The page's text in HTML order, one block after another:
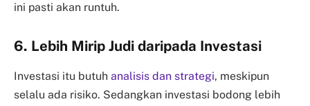
ini pasti akan runtuh.
6. Lebih Mirip Judi daripada Investasi
Investasi itu butuh analisis dan strategi, meskipun
selalu ada risiko. Sedangkan investasi bodong lebih